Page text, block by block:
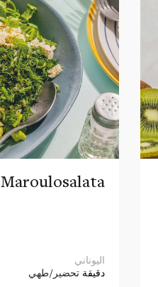
Maroulosalata
اليوناني
دقيقة تحضير/طهي